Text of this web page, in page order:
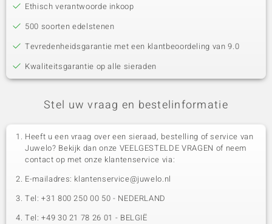
Ethisch verantwoorde inkoop
500 soorten edelstenen
Tevredenheidsgarantie met een klantbeoordeling van 9.0
Kwaliteitsgarantie op alle sieraden
Stel uw vraag en bestelinformatie
Heeft u een vraag over een sieraad, bestelling of service van
Juwelo? Bekijk dan onze VEELGESTELDE VRAGEN of neem
contact op met onze klantenservice via:
E-mailadres: klantenservice@juwelo.nl
Tel: +31 800 250 00 50 - NEDERLAND
Tel: +49 30 21 78 26 01 - BELGIË